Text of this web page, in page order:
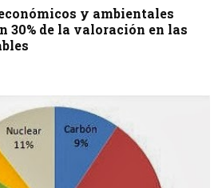
y ambientales
30% de la valoración en las